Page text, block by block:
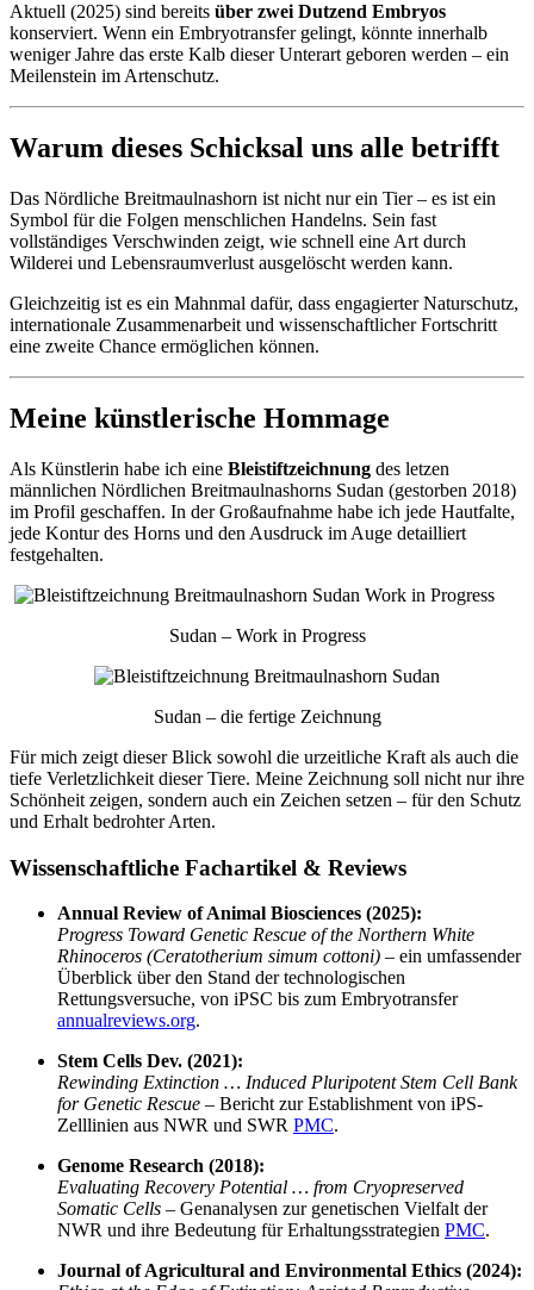
Aktuell (2025) sind bereits über zwei Dutzend Embryos
konserviert. Wenn ein Embryotransfer gelingt, könnte innerhalb
weniger Jahre das erste Kalb dieser Unterart geboren werden – ein
Meilenstein im Artenschutz.
Warum dieses Schicksal uns alle betrifft
Das Nördliche Breitmaulnashorn ist nicht nur ein Tier – es ist ein
Symbol für die Folgen menschlichen Handelns. Sein fast
vollständiges Verschwinden zeigt, wie schnell eine Art durch
Wilderei und Lebensraumverlust ausgelöscht werden kann.
Gleichzeitig ist es ein Mahnmal dafür, dass engagierter Naturschutz,
internationale Zusammenarbeit und wissenschaftlicher Fortschritt
eine zweite Chance ermöglichen können.
Meine künstlerische Hommage
Als Künstlerin habe ich eine Bleistiftzeichnung des letzen
männlichen Nördlichen Breitmaulnashorns Sudan (gestorben 2018)
im Profil geschaffen. In der Großaufnahme habe ich jede Hautfalte,
jede Kontur des Horns und den Ausdruck im Auge detailliert
festgehalten.
Sudan – Work in Progress
Sudan – die fertige Zeichnung
Für mich zeigt dieser Blick sowohl die urzeitliche Kraft als auch die
tiefe Verletzlichkeit dieser Tiere. Meine Zeichnung soll nicht nur ihre
Schönheit zeigen, sondern auch ein Zeichen setzen – für den Schutz
und Erhalt bedrohter Arten.
Wissenschaftliche Fachartikel & Reviews
Annual Review of Animal Biosciences (2025):
Progress Toward Genetic Rescue of the Northern White
Rhinoceros (Ceratotherium simum cottoni) – ein umfassender
Überblick über den Stand der technologischen
Rettungsversuche, von iPSC bis zum Embryotransfer
annualreviews.org.
Stem Cells Dev. (2021):
Rewinding Extinction … Induced Pluripotent Stem Cell Bank
for Genetic Rescue – Bericht zur Establishment von iPS-
Zelllinien aus NWR und SWR PMC.
Genome Research (2018):
Evaluating Recovery Potential … from Cryopreserved
Somatic Cells – Genanalysen zur genetischen Vielfalt der
NWR und ihre Bedeutung für Erhaltungsstrategien PMC.
Journal of Agricultural and Environmental Ethics (2024):